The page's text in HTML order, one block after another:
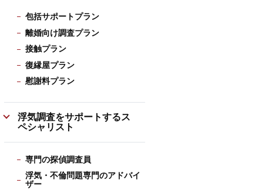
包括サポートプラン
離婚向け調査プラン
接触プラン
復縁屋プラン
慰謝料プラン
浮気調査をサポートするス
ペシャリスト
専門の探偵調査員
浮気・不倫問題専門のアドバイ
ザー